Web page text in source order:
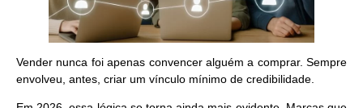
Vender nunca foi apenas convencer alguém a comprar. Sempre
envolveu, antes, criar um vínculo mínimo de credibilidade.